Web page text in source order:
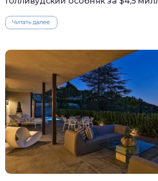
Читать далее